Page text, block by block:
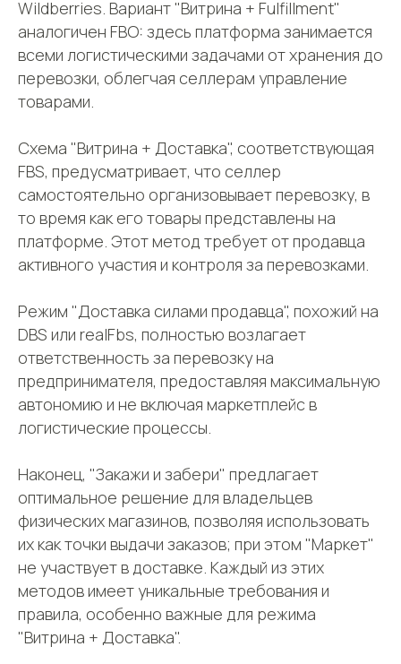
Wildberries. Вариант "Витрина + Fulfillment"
аналогичен FBO: здесь платформа занимается
всеми логистическими задачами от хранения до
перевозки, облегчая селлерам управление
товарами.
Схема "Витрина + Доставка", соответствующая
FBS, предусматривает, что селлер
самостоятельно организовывает перевозку, в
то время как его товары представлены на
платформе. Этот метод требует от продавца
активного участия и контроля за перевозками.
Режим "Доставка силами продавца", похожий на
DBS или realFbs, полностью возлагает
ответственность за перевозку на
предпринимателя, предоставляя максимальную
автономию и не включая маркетплейс в
логистические процессы.
Наконец, "Закажи и забери" предлагает
оптимальное решение для владельцев
физических магазинов, позволяя использовать
их как точки выдачи заказов; при этом "Маркет"
не участвует в доставке. Каждый из этих
методов имеет уникальные требования и
правила, особенно важные для режима
"Витрина + Доставка".
поставщиков и
производителей
100